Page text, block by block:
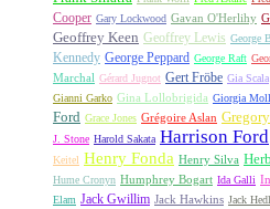
Cooper Gary Lockwood Gavan O'Herlihy
Geoffrey Keen Geoffrey Lewis George
Kennedy George Peppard George Raft
Marchal Gérard Jugnot Gert Fröbe Gia Scala
Gianni Garko Gina Lollobrigida Giorgia Moll
Ford Grace Jones Grégoire Aslan
J. Stone Harold Sakata Harrison Ford
Keitel Henry Fonda Henry Silva
Hume Cronyn Humphrey Bogart Ida Galli
Elam Jack Gwillim Jack Hawkins Jack